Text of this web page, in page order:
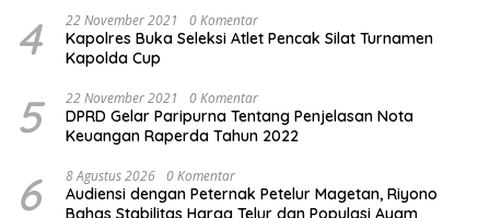
4 22 November 2021 0 Komentar
Kapolres Buka Seleksi Atlet Pencak Silat Turnamen
Kapolda Cup
5 22 November 2021 0 Komentar
DPRD Gelar Paripurna Tentang Penjelasan Nota
Keuangan Raperda Tahun 2022
6 8 Agustus 2026 0 Komentar
Audiensi dengan Peternak Petelur Magetan, Riyono
Bahas Stabilitas Harga Telur dan Populasi Ayam